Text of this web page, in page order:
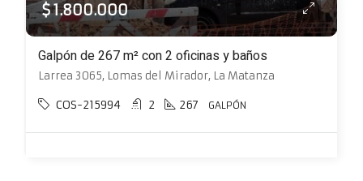
$ 1.800.000
Galpón de 267 m² con 2 oficinas y baños
Larrea 3065, Lomas del Mirador, La Matanza
COS-215994 2 267 GALPÓN